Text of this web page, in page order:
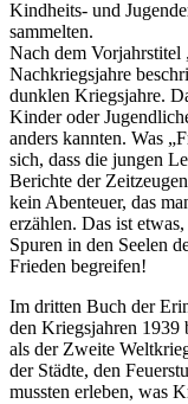
Kindheits- und
sammelten.
Nach dem Vorjahrstitel
Nachkriegsjahre
dunklen Kriegsjahre.
Kinder oder
anders kannten. Was
sich, dass die jungen
Berichte der
kein Abenteuer, das
erzählen. Das ist
Spuren in den Seelen
Frieden begreifen!
Im dritten Buch der
den Kriegsjahren 1939
als der Zweite
der Städte, den
mussten erleben, was